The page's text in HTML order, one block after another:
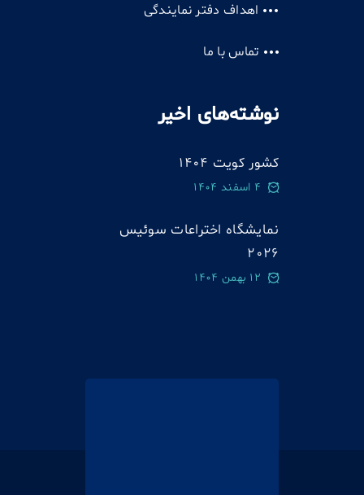
اهداف دفتر نمایندگی
تماس با ما
نوشته‌های اخیر
کشور کویت 1404
4 اسفند 1404
نمایشگاه اختراعات سوئيس
2026
12 بهمن 1404